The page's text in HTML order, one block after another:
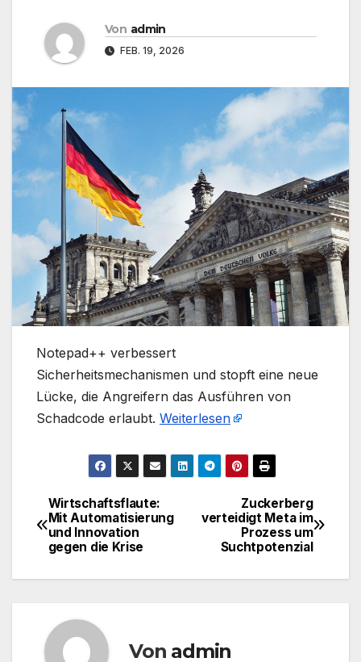
Von admin
FEB. 19, 2026
​Notepad++ verbessert
Sicherheitsmechanismen und stopft eine neue
Lücke, die Angreifern das Ausführen von
Schadcode erlaubt. Weiterlesen
BeitragsnavigationZuckerberg
verteidigt Meta im
Prozess um
Suchtpotenzial
Wirtschaftsflaute:
Mit Automatisierung
und Innovation
gegen die Krise
Von admin